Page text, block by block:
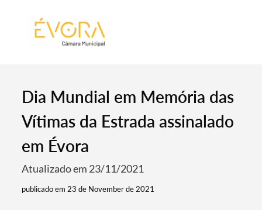
Dia Mundial em Memória das
Vítimas da Estrada assinalado
em Évora
Atualizado em 23/11/2021
publicado em 23 de November de 2021